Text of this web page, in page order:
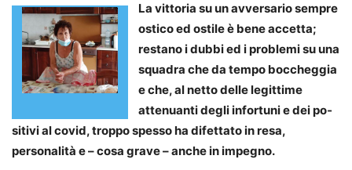
La vittoria su un avversario sempre
ostico ed ostile è bene accetta;
restano i dubbi ed i problemi su una
squadra che da tempo boccheggia
e che, al netto delle legittime
attenuanti degli infortuni e dei po­
sitivi al covid, troppo spesso ha difettato in resa,
personalità e – cosa grave – anche in impegno.